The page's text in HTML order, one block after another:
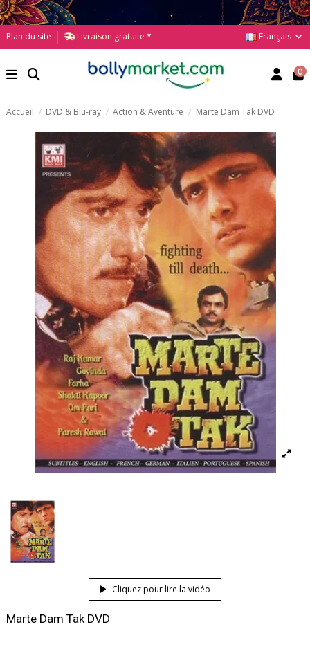
Plan du site Livraison gratuite * Français
0
Accueil DVD & Blu-ray Action & Aventure Marte Dam Tak DVD
Cliquez pour lire la vidéo
Marte Dam Tak DVD